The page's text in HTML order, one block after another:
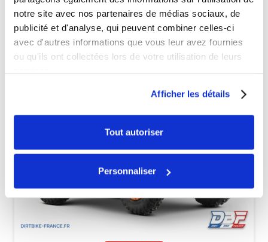
notre site avec nos partenaires de médias sociaux, de
publicité et d'analyse, qui peuvent combiner celles-ci
avec d'autres informations que vous leur avez fournies
ou qu'ils ont collectées lors de votre utilisation de leurs
Afficher les détails
Tout autoriser
Personnaliser